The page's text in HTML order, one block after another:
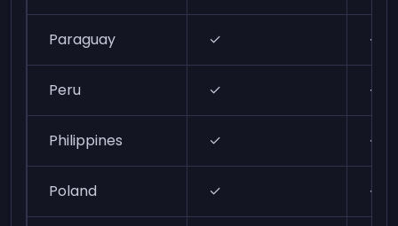
Paraguay ✓ ✓
Peru ✓ ✓
Philippines ✓ ✓
Poland ✓ ✓